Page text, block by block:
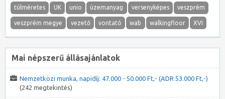
túlméretes UK unio üzemanyag versenyképes veszprém
veszprém megye vezető vontató wab walkingfloor XVI
Mai népszerű állásajánlatok
Nemzetközi munka, napidíj: 47.000 - 50.000 Ft,- (ADR 53.000 Ft,-)
(242 megtekintés)